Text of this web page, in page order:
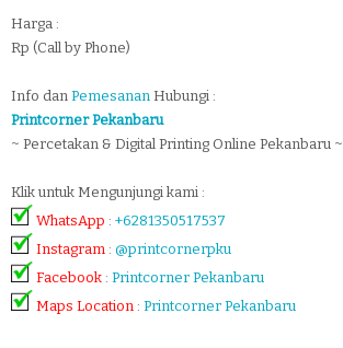
Harga :
Rp (Call by Phone)
Info dan Pemesanan Hubungi :
Printcorner Pekanbaru
~ Percetakan & Digital Printing Online Pekanbaru ~
Klik untuk Mengunjungi kami :
WhatsApp : +6281350517537
Instagram : @printcornerpku
Facebook : Printcorner Pekanbaru
Maps Location : Printcorner Pekanbaru